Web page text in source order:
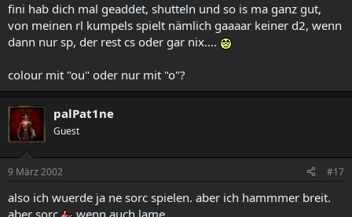
fini hab dich mal geaddet, shutteln und so is ma ganz gut,
von meinen rl kumpels spielt nämlich gaaaar keiner d2, wenn
dann nur sp, der rest cs oder gar nix....
colour mit "ou" oder nur mit "o"?
palPat1ne
Guest
9 März 2002 #17
also ich wuerde ja ne sorc spielen. aber ich hammmer breit.
aber sorc.
wenn auch lame.